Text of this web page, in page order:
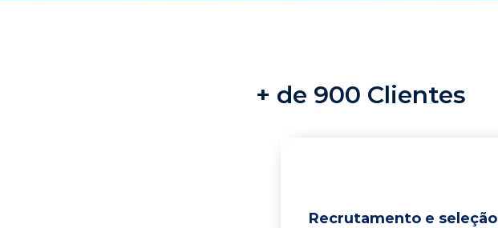
+ de 900 Clientes
Recrutamento e seleção